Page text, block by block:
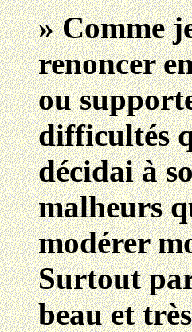
» Comme
renoncer
ou
difficultés
décidai à
malheurs
modérer
Surtout
beau et